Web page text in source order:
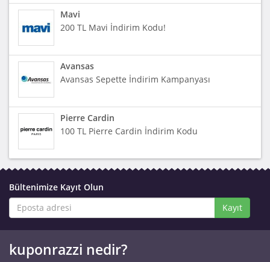
Mavi
200 TL Mavi İndirim Kodu!
Avansas
Avansas Sepette İndirim Kampanyası
Pierre Cardin
100 TL Pierre Cardin İndirim Kodu
Bültenimize Kayıt Olun
Kayıt
kuponrazzi nedir?